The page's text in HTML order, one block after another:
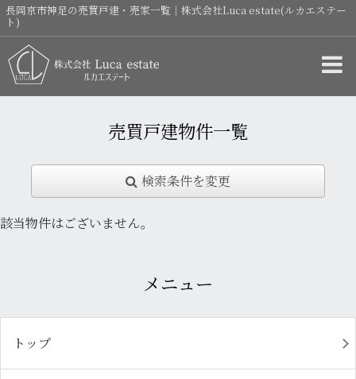
長岡京市神足の売買戸建・売家一覧｜株式会社Luca estate(ルカエステー
ト)
売買戸建物件一覧
検索条件を変更
該当物件はございません。
メニュー
トップ